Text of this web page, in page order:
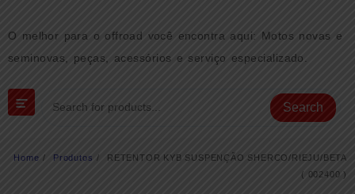
content
O melhor para o offroad você encontra aqui: Motos novas e
seminovas, peças, acessórios e serviço especializado.
Search
Home Produtos
RETENTOR KYB SUSPENÇÃO SHERCO/RIEJU/BETA
( 002400 )